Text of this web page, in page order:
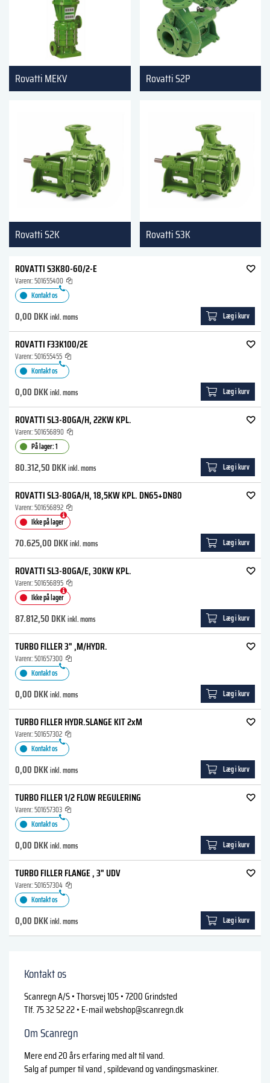
Rovatti MEKV Rovatti S2P
Rovatti S2K Rovatti S3K
ROVATTI S3K80-60/2-E
Varenr.:501655400
Kontakt os
0,00 DKKinkl. moms Læg i kurv
ROVATTI F33K100/2E
Varenr.:501655455
Kontakt os
0,00 DKKinkl. moms Læg i kurv
ROVATTI SL3-80GA/H, 22KW KPL.
Varenr.:501656890
På lager: 1
80.312,50 DKKinkl. moms Læg i kurv
ROVATTI SL3-80GA/H, 18,5KW KPL. DN65+DN80
Varenr.:501656892
Ikke på lager
70.625,00 DKKinkl. moms Læg i kurv
ROVATTI SL3-80GA/E, 30KW KPL.
Varenr.:501656895
Ikke på lager
87.812,50 DKKinkl. moms Læg i kurv
TURBO FILLER 3" ,M/HYDR.
Varenr.:501657300
Kontakt os
0,00 DKKinkl. moms Læg i kurv
TURBO FILLER HYDR.SLANGE KIT 2xM
Varenr.:501657302
Kontakt os
0,00 DKKinkl. moms Læg i kurv
TURBO FILLER 1/2 FLOW REGULERING
Varenr.:501657303
Kontakt os
0,00 DKKinkl. moms Læg i kurv
TURBO FILLER FLANGE , 3" UDV
Varenr.:501657304
Kontakt os
0,00 DKKinkl. moms Læg i kurv
Kontakt os
Scanregn A/S • Thorsvej 105 • 7200 Grindsted
Tlf. 75 32 52 22 • E-mailwebshop@scanregn.dk
Om Scanregn
Mere end 20 års erfaring med alt til vand.
Salg af pumper til vand , spildevand og vandingsmaskiner.